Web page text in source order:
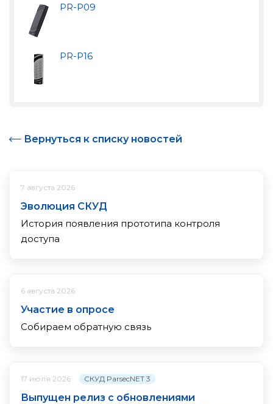
PR-P09
PR-P16
Вернуться к списку новостей
7 августа 2026
Эволюция СКУД
История появления прототипа контроля
доступа
6 августа 2026
Участие в опросе
Собираем обратную связь
17 июля 2026 СКУД ParsecNET 3
Выпущен релиз с обновлениями